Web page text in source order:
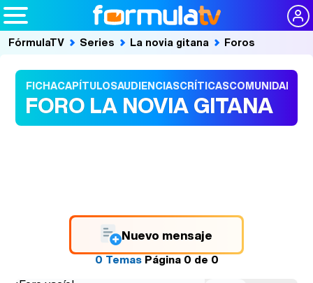
FórmulaTV Series La novia gitana Foros
FICHACAPÍTULOSAUDIENCIASCRÍTICASCOMUNIDAD
FORO LA NOVIA GITANA
Nuevo mensaje
0 TemasPágina0de0